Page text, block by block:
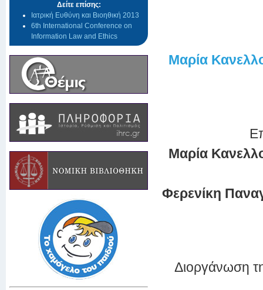
Δείτε επίσης:
Ιατρική Ευθύνη και Βιοηθική 2013
6th International Conference on
Information Law and Ethics
Μαρία
Μαρία
Φερενίκη
Διοργάνωση